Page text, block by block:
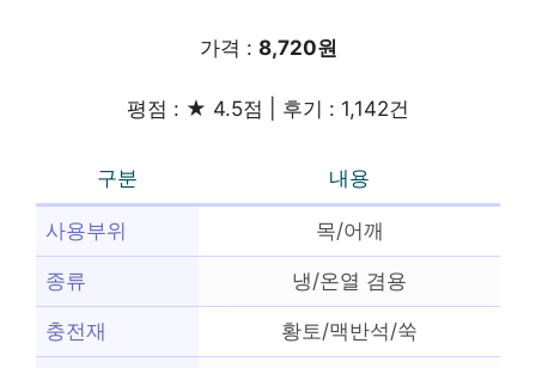
가격 : 8,720원
평점 : ★ 4.5점 | 후기 : 1,142건
구분 내용
사용부위 목/어깨
종류 냉/온열 겸용
충전재 황토/맥반석/쑥